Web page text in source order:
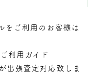
をご利用のお客様は
利用ガイド
出張査定対応致しま